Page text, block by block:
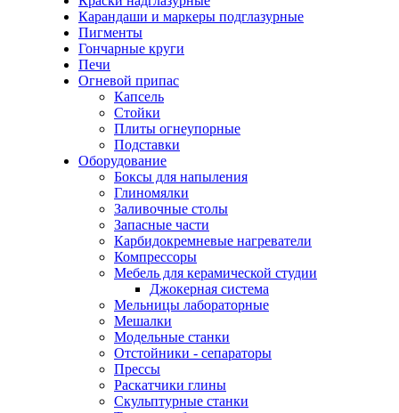
Карандаши и маркеры подглазурные
Пигменты
Гончарные круги
Печи
Огневой припас
Капсель
Стойки
Плиты огнеупорные
Подставки
Оборудование
Боксы для напыления
Глиномялки
Заливочные столы
Запасные части
Карбидокремневые нагреватели
Компрессоры
Мебель для керамической студии
Джокерная система
Мельницы лабораторные
Мешалки
Модельные станки
Отстойники - сепараторы
Прессы
Раскатчики глины
Скульптурные станки